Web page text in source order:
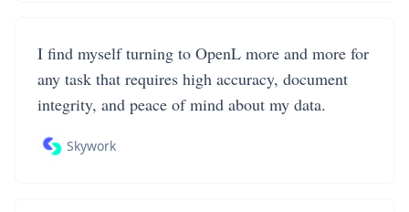
I find myself turning to OpenL more and more for
any task that requires high accuracy, document
integrity, and peace of mind about my data.
Skywork